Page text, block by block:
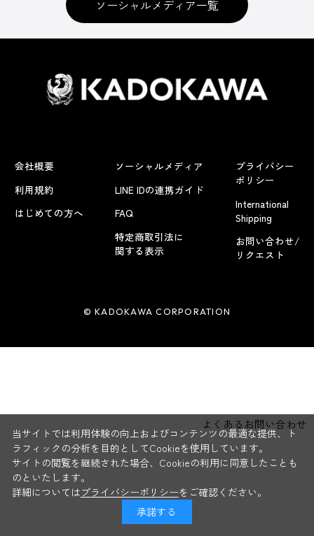
よくあるお問い合わせ
ソーシャルメディア一覧
会社概要
利用規約
はじめての方へ
ソーシャルメディア
LINE IDの連携ガイド
FAQ
特定商取引法に
関する表示
プライバシー
ポリシー
International
Shipping
お問い合わせ/
リクエスト
© KADOKAWA CORPORATION
当サイトでは利用体験の向上およびコンテンツの最適な提供、ト
ラフィックの分析を目的としてCookieを使用しています。
サイトの閲覧を継続された場合、Cookieの利用に同意したことも
のといたします。
詳細についてはプライバシーポリシーをご確認ください。
承諾する